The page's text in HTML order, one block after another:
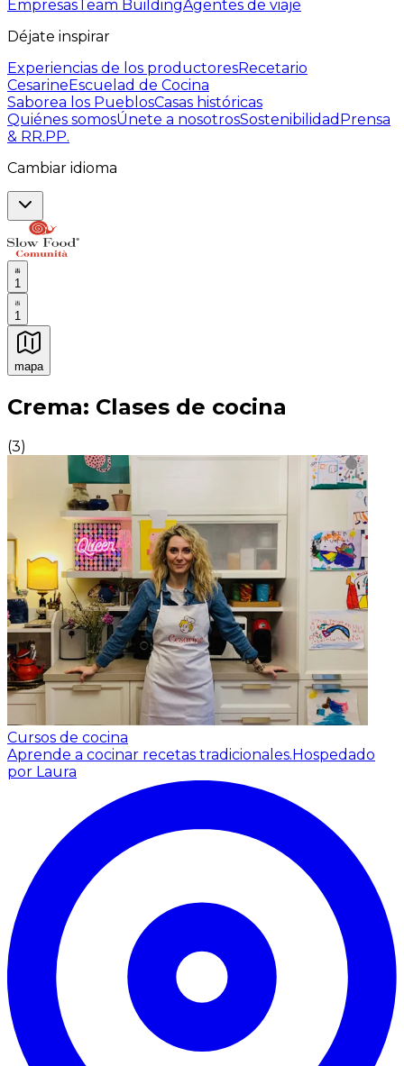
Empresas Team BuildingAgentes de viaje
Déjate inspirar
Experiencias de los productoresRecetario
CesarineEscuelad de Cocina
Saborea los PueblosCasas históricas
Quiénes somosÚnete a nosotrosSostenibilidad Prensa
& RR.PP.
Cambiar idioma
1
1
mapa
Experiencias culinarias inolvidables: Experiencias
Crema: Clases de cocina
(3)
Cursos de cocina
Aprende a cocinar recetas tradicionales.Hospedado
por Laura